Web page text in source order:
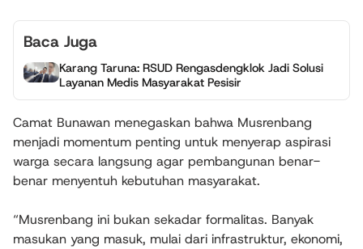
Baca Juga
Karang Taruna: RSUD Rengasdengklok Jadi Solusi
Layanan Medis Masyarakat Pesisir
Camat Bunawan menegaskan bahwa Musrenbang
menjadi momentum penting untuk menyerap aspirasi
warga secara langsung agar pembangunan benar-
benar menyentuh kebutuhan masyarakat.
“Musrenbang ini bukan sekadar formalitas. Banyak
masukan yang masuk, mulai dari infrastruktur, ekonomi,